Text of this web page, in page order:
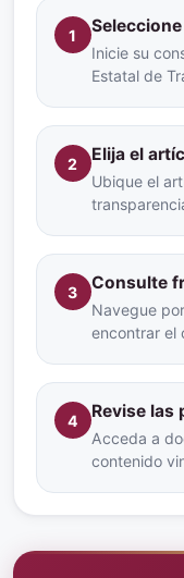
1
Inicie su
Estatal de
2 Elija el
Ubique el
3 Consulte
Navegue
encontrar el
4 Revise las
Acceda a
contenido